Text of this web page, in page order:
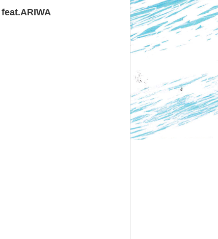
feat.ARIWA